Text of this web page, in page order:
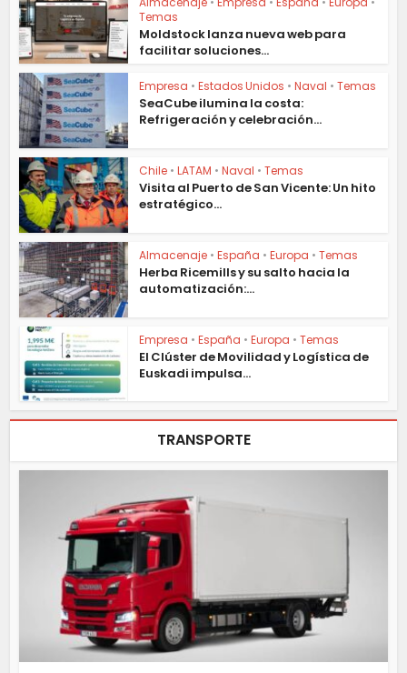
Temas
Moldstock lanza nueva web para
facilitar soluciones...
Empresa • Estados Unidos • Naval • Temas
SeaCube ilumina la costa:
Refrigeración y celebración...
Chile • LATAM • Naval • Temas
Visita al Puerto de San Vicente: Un hito
estratégico...
Almacenaje • España • Europa • Temas
Herba Ricemills y su salto hacia la
automatización:...
Empresa • España • Europa • Temas
El Clúster de Movilidad y Logística de
Euskadi impulsa...
TRANSPORTE